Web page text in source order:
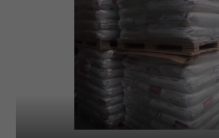
性：耐高温（长期使用温度260℃）、
照射后性能不变）。应用：航空航天
体晶圆夹具。品牌：威格斯Victrex®
绿色化：循环经济与低碳制造生物
实现规模化生产，成本较石油基材料